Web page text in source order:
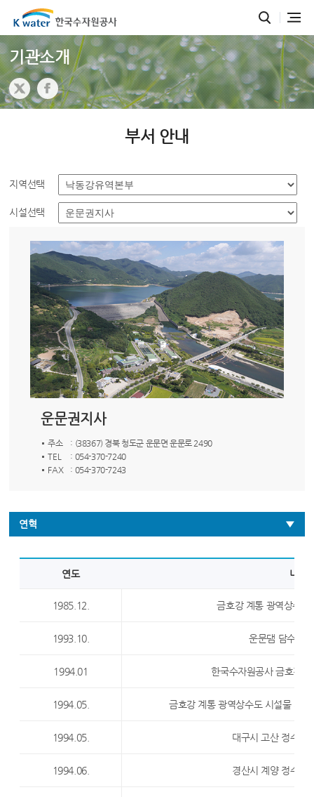
기관소개
부서 안내
지역선택
시설선택
운문권지사
주소
: (38367) 경북 청도군 운문면 운문로 2490
TEL
: 054-370-7240
FAX
: 054-370-7243
연혁
연도 내용
1985.12. 금호강 계통 광역상수도
1993.10. 운문댐 담수 개
1994.01 한국수자원공사 금호강
1994.05. 금호강 계통 광역상수도 시설물 가
1994.05. 대구시 고산 정수장
1994.06. 경산시 계양 정수장